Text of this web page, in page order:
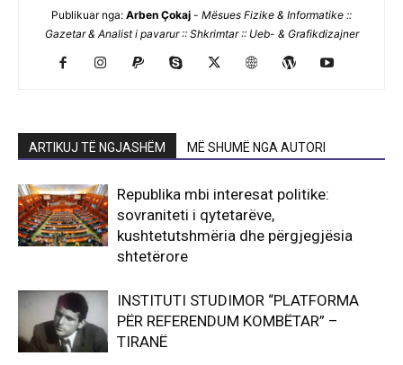
Publikuar nga: Arben Çokaj - Mësues Fizike & Informatike ::
Gazetar & Analist i pavarur :: Shkrimtar :: Ueb- & Grafikdizajner
ARTIKUJ TË NGJASHËM MË SHUMË NGA AUTORI
Republika mbi interesat politike:
sovraniteti i qytetarëve,
kushtetutshmëria dhe përgjegjësia
shtetërore
INSTITUTI STUDIMOR “PLATFORMA
PËR REFERENDUM KOMBËTAR” –
TIRANË